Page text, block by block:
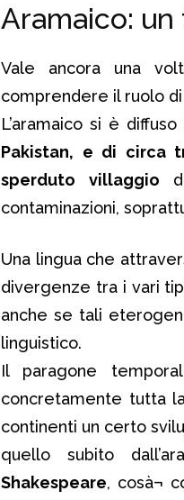
Aramaico:
Vale ancora una
comprendere il ruolo
L’aramaico si è
Pakistan, e di circa
sperduto villaggio
contaminazioni,
Una lingua che
divergenze tra i vari
anche se tali
linguistico.
Il paragone
concretamente tutta
continenti un certo
quello subito
Shakespeare, cosà¬